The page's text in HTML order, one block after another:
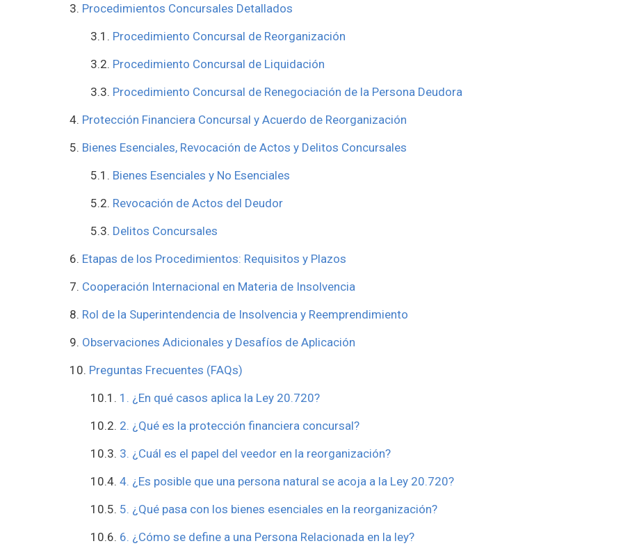
Procedimientos Concursales Detallados
Procedimiento Concursal de Reorganización
Procedimiento Concursal de Liquidación
Procedimiento Concursal de Renegociación de la Persona Deudora
Protección Financiera Concursal y Acuerdo de Reorganización
Bienes Esenciales, Revocación de Actos y Delitos Concursales
Bienes Esenciales y No Esenciales
Revocación de Actos del Deudor
Delitos Concursales
Etapas de los Procedimientos: Requisitos y Plazos
Cooperación Internacional en Materia de Insolvencia
Rol de la Superintendencia de Insolvencia y Reemprendimiento
Observaciones Adicionales y Desafíos de Aplicación
Preguntas Frecuentes (FAQs)
1. ¿En qué casos aplica la Ley 20.720?
2. ¿Qué es la protección financiera concursal?
3. ¿Cuál es el papel del veedor en la reorganización?
4. ¿Es posible que una persona natural se acoja a la Ley 20.720?
5. ¿Qué pasa con los bienes esenciales en la reorganización?
6. ¿Cómo se define a una Persona Relacionada en la ley?